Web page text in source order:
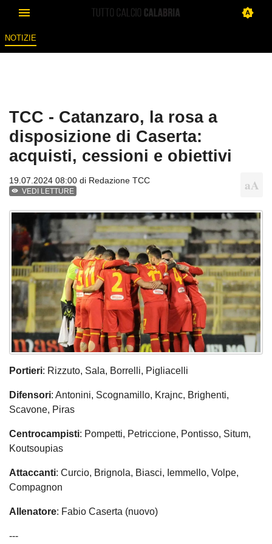
NOTIZIE
TCC - Catanzaro, la rosa a
disposizione di Caserta:
acquisti, cessioni e obiettivi
19.07.2024 08:00 di Redazione TCC
VEDI LETTURE
Portieri: Rizzuto, Sala, Borrelli, Pigliacelli
Difensori: Antonini, Scognamillo, Krajnc, Brighenti,
Scavone, Piras
Centrocampisti: Pompetti, Petriccione, Pontisso, Situm,
Koutsoupias
Attaccanti: Curcio, Brignola, Biasci, Iemmello, Volpe,
Compagnon
Allenatore: Fabio Caserta (nuovo)
---